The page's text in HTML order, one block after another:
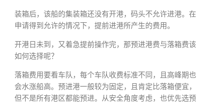
装箱后，该船的集装箱还没有开港，码头不允许进港。在
申请得到允许的情况下，提前进港所产生的费用。
开港日未到，又着急提前操作完，那预进港费与落箱费该
如何选择呢？
落箱费用要看车队，每个车队收费标准不同，且高峰期也
会水涨船高。预进港一般较为固定，且肯定比落箱便宜，
但不是所有港区都能预进。从安全角度考虑，也优先选预